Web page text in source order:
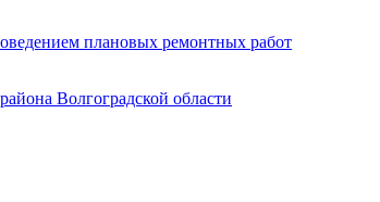
плановых ремонтных работ
Волгоградской области